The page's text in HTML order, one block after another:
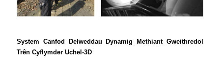
System Canfod Delweddau Dynamig Methiant Gweithredol
Trên Cyflymder Uchel-3D